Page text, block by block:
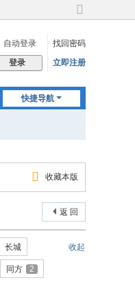
切
到
宽
自动登录
找回密码
登录 立即注册
快捷导航
收藏本版
返 回
收起
长城
同方 2